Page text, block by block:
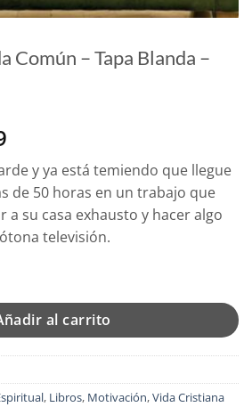
Común – Tapa Blanda –
precio
actual
es:
$11.99.
y ya está temiendo que llegue
de 50 horas en un trabajo que
a su casa exhausto y hacer algo
televisión.
- Tapa Blanda - Max Lucado cantidad
al carrito
, Libros, Motivación,Vida Cristiana